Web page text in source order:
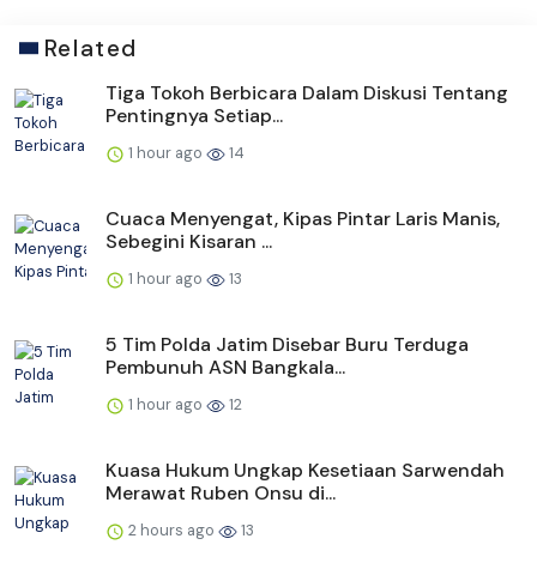
Related
Tiga Tokoh Berbicara Dalam Diskusi Tentang
Pentingnya Setiap...
1 hour ago 14
Cuaca Menyengat, Kipas Pintar Laris Manis,
Sebegini Kisaran ...
1 hour ago 13
5 Tim Polda Jatim Disebar Buru Terduga
Pembunuh ASN Bangkala...
1 hour ago 12
Kuasa Hukum Ungkap Kesetiaan Sarwendah
Merawat Ruben Onsu di...
2 hours ago 13